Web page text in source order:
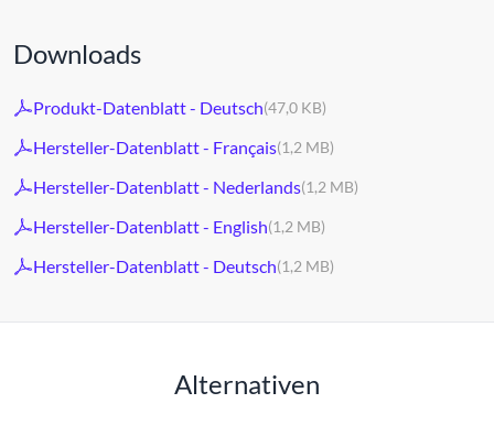
Downloads
Produkt-Datenblatt - Deutsch(47,0 KB)
Hersteller-Datenblatt - Français(1,2 MB)
Hersteller-Datenblatt - Nederlands(1,2 MB)
Hersteller-Datenblatt - English(1,2 MB)
Hersteller-Datenblatt - Deutsch(1,2 MB)
Alternativen